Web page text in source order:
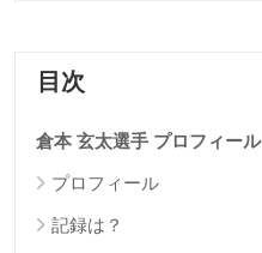
目次
倉本 玄太選手 プロフィール
プロフィール
記録は？